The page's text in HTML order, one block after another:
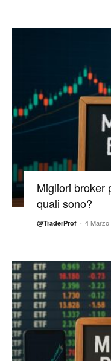
Migliori broker
quali sono?
@TraderProf - 4 Marzo